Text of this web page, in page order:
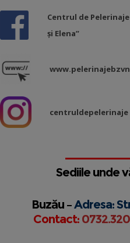
Centrul de
și Elena”
centruldepelerinaje
Sediile unde
Buzău –Adresa:
Contact: